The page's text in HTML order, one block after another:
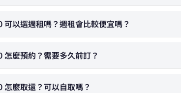
可以選週租嗎？週租會比較便宜嗎？
怎麼預約？需要多久前訂？
怎麼取還？可以自取嗎？